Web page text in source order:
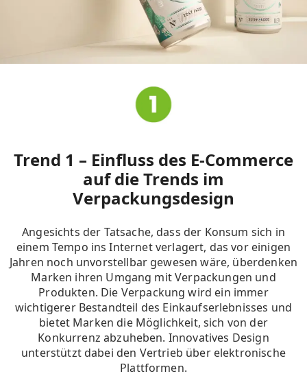
Trend 1 – Einfluss des E-Commerce
auf die Trends im
Verpackungsdesign
Angesichts der Tatsache, dass der Konsum sich in
einem Tempo ins Internet verlagert, das vor einigen
Jahren noch unvorstellbar gewesen wäre, überdenken
Marken ihren Umgang mit Verpackungen und
Produkten. Die Verpackung wird ein immer
wichtigerer Bestandteil des Einkaufserlebnisses und
bietet Marken die Möglichkeit, sich von der
Konkurrenz abzuheben. Innovatives Design
unterstützt dabei den Vertrieb über elektronische
Plattformen.